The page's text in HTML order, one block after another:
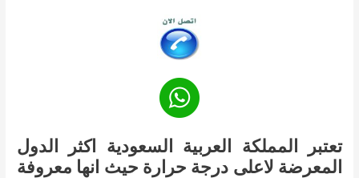
تعتبر المملكة العربية السعودية اكثر الدول
المعرضة لاعلى درجة حرارة حيث انها معروفة